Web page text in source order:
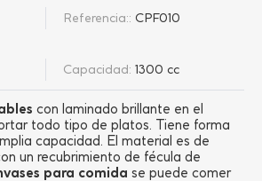
con laminado brillante en el
todo tipo de platos. Tiene forma
capacidad. El material es de
un recubrimiento de fécula de
para comida se puede comer
Referencia:: CPF010
Capacidad: 1300 cc